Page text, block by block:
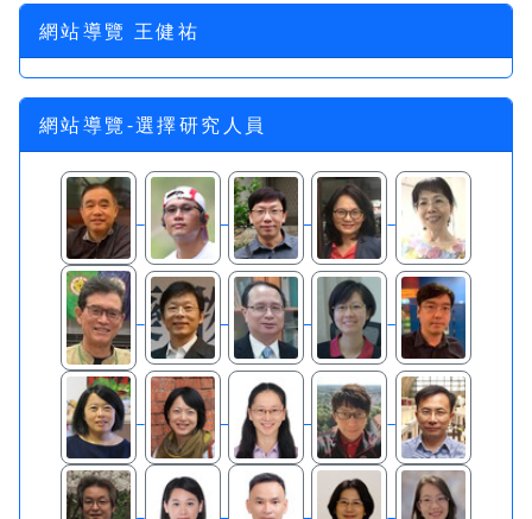
網站導覽 王健祐
網站導覽-選擇研究人員